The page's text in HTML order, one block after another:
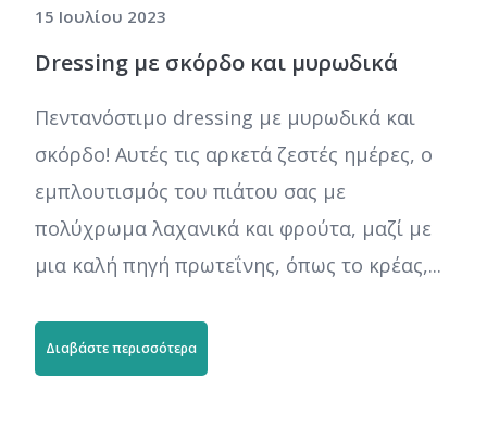
15 Ιουλίου 2023
Dressing με σκόρδο και μυρωδικά
Πεντανόστιμο dressing με μυρωδικά και
σκόρδο! Αυτές τις αρκετά ζεστές ημέρες, ο
εμπλουτισμός του πιάτου σας με
πολύχρωμα λαχανικά και φρούτα, μαζί με
μια καλή πηγή πρωτεΐνης, όπως το κρέας,...
Διαβάστε περισσότερα